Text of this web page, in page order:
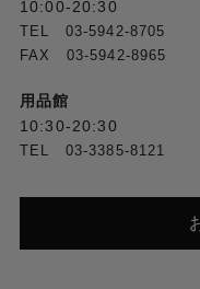
10:00-20:30
TEL 03-5942-8705
FAX 03-5942-8965
用品館
10:30-20:30
TEL 03-3385-8121